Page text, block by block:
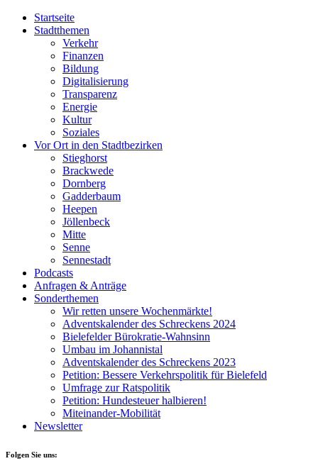
Startseite
Stadtthemen
Verkehr
Finanzen
Bildung
Digitalisierung
Transparenz
Energie
Kultur
Soziales
Vor Ort in den Stadtbezirken
Stieghorst
Brackwede
Dornberg
Gadderbaum
Heepen
Jöllenbeck
Mitte
Senne
Sennestadt
Podcasts
Anfragen & Anträge
Sonderthemen
Wir retten unsere Wochenmärkte!
Adventskalender des Schreckens 2024
Bielefelder Bürokratie-Wahnsinn
Umbau im Johannistal
Adventskalender des Schreckens 2023
Petition: Bessere Verkehrspolitik für Bielefeld​​
Umfrage zur Ratspolitik
Petition: Hundesteuer halbieren!
Miteinander-Mobilität
Newsletter
Folgen Sie uns: